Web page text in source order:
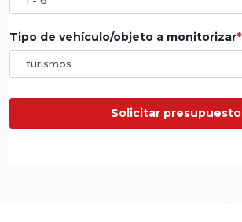
Tipo de vehículo/objeto a monitorizar
Solicitar presupuesto